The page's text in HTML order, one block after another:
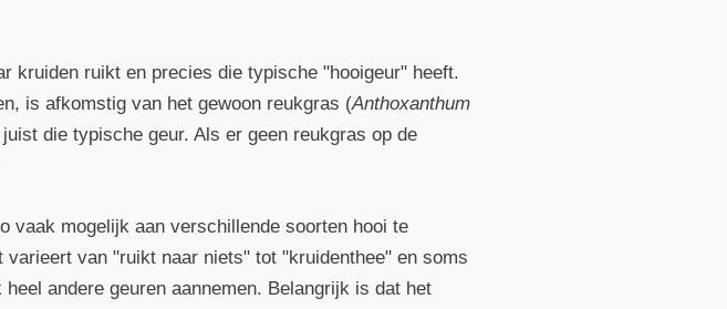
kruiden ruikt en precies die typische "hooigeur" heeft.
is afkomstig van het gewoon reukgras (Anthoxanthum
die typische geur. Als er geen reukgras op de
vaak mogelijk aan verschillende soorten hooi te
van "ruikt naar niets" tot "kruidenthee" en soms
andere geuren aannemen. Belangrijk is dat het